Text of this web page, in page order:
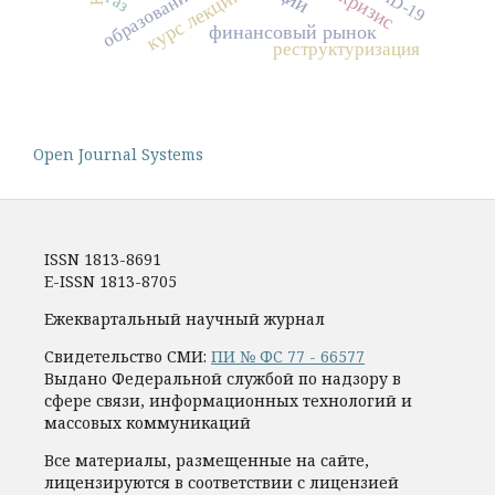
курс лекцийфинансовый рынок
образование реструктуризация
Open Journal Systems
ISSN 1813-8691
E-ISSN 1813-8705
Ежеквартальный научный журнал
Свидетельство СМИ: ПИ № ФС 77 - 66577
Выдано Федеральной службой по надзору в
сфере связи, информационных технологий и
массовых коммуникаций
Все материалы, размещенные на сайте,
лицензируются в соответствии с лицензией